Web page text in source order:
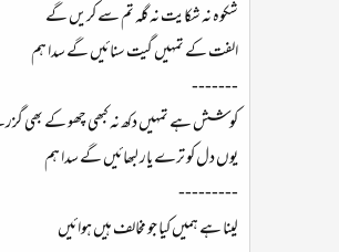
شکوہ نہ شکایت نہ گلہ تم سے کریں گے
الفت کے تمہیں گیت سنائیں گے سدا ہم
-------
کوشش ہے تمہیں دکھ نہ کبھی چھو کے بھی
یوں دل کو ترے یار لبھائیں گے سدا ہم
---------
لینا ہے ہمیں کیا جو مخالف ہیں ہوائیں